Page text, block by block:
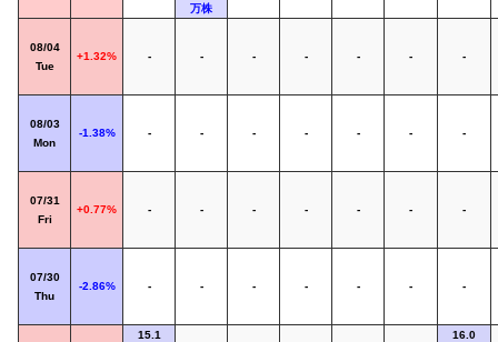
万株
08/04
Tue
+1.32% - - - - - - -
08/03
Mon
-1.38% - - - - - - -
07/31
Fri
+0.77% - - - - - - -
07/30
Thu
-2.86% - - - - - - -
15.1
16.0